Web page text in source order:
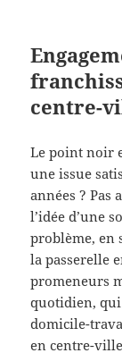
centre-
Le point noir
une issue
années ? Pas
l’idée d’une
problème, en
la passerelle
promeneurs
quotidien,
domicile-
en centre-